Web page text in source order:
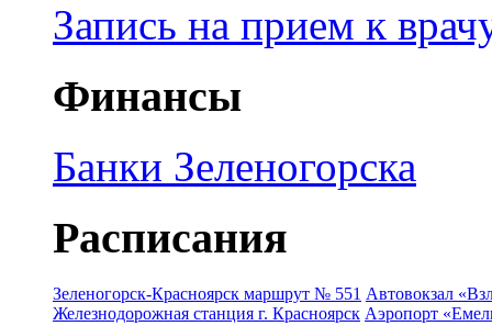
Запись на прием к
Финансы
Банки Зеленогорска
Расписания
Зеленогорск-Красноярск маршрут № 551 Автовокзал
Железнодорожная станция г. Красноярск Аэропорт